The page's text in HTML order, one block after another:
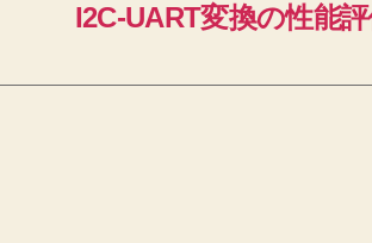
I2C-UART変換の性能